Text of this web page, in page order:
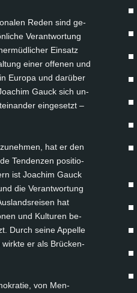
Re­den sind ge­
Ver­ant­wor­tung
Ein­satz
ei­ner of­fe­nen und
Eu­ro­pa und dar­über
Gauck sich un­
ein­ge­setzt –
hat er den
Ten­den­zen po­si­tio­
ist Joa­chim Gauck
die Ver­ant­wor­tung
hat
und Kul­tu­ren be­
Durch sei­ne Ap­pel­le
wirk­te er als Brü­cken­
von Men­